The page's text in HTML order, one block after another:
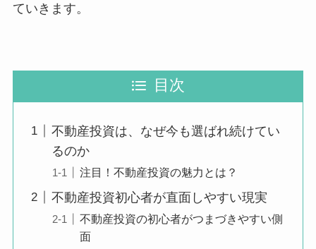
ていきます。
目次
不動産投資は、なぜ今も選ばれ続けてい
るのか
注目！不動産投資の魅力とは？
不動産投資初心者が直面しやすい現実
不動産投資の初心者がつまづきやすい側
面